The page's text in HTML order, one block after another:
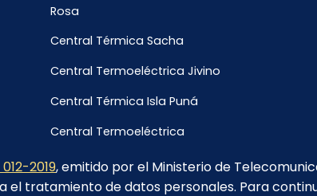
Rosa
Central Térmica Sacha
Central Termoeléctrica Jivino
Central Térmica Isla Puná
Central Termoeléctrica
2019, emitido por el Ministerio de
tratamiento de datos personales. Para